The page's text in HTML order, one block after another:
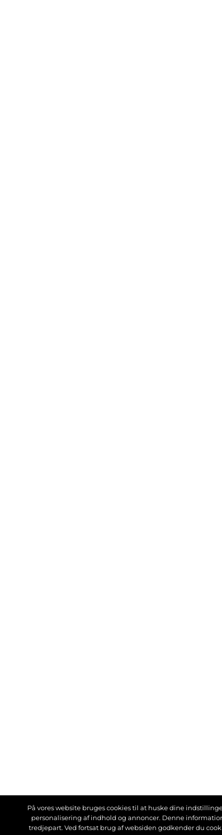
På vores website bruges cookies til at huske dine
personalisering af indhold og annoncer. Denne
tredjepart. Ved fortsat brug af websiden godkender du